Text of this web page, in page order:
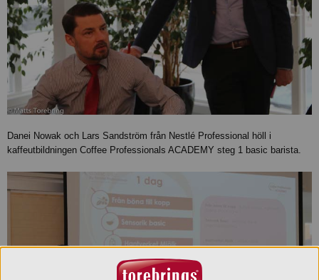
Danei Nowak och Lars Sandström från Nestlé Professional höll i
kaffeutbildningen Coffee Professionals ACADEMY steg 1 basic barista.